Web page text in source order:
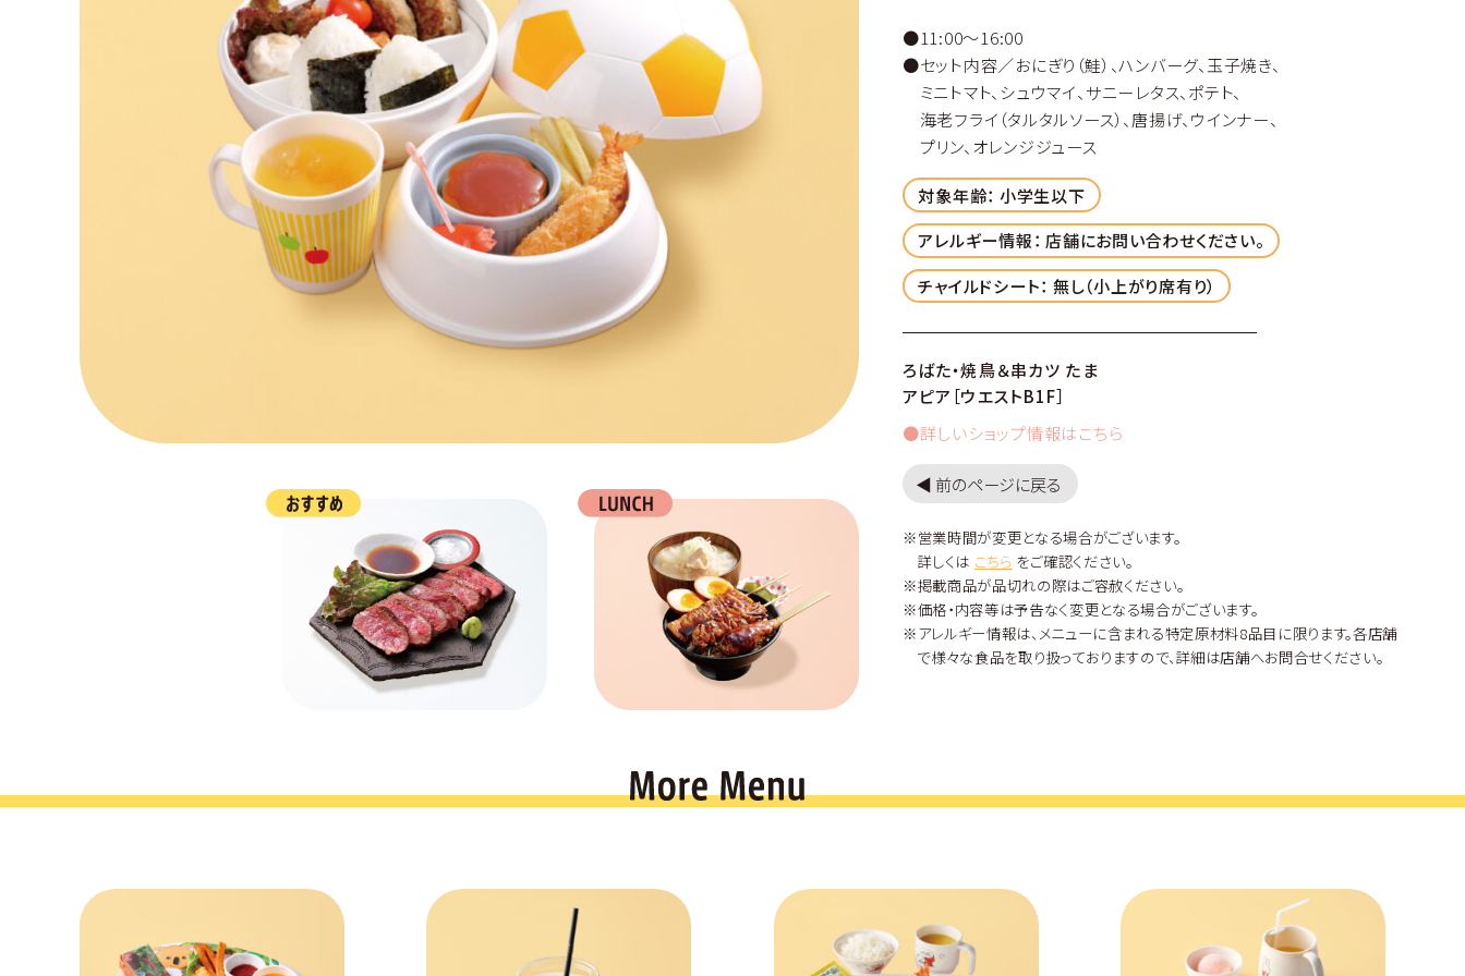
●11:00～16:00
●セット内容／おにぎり（鮭）、ハンバーグ、玉子焼き、
ミニトマト、シュウマイ、サニーレタス、ポテト、
海老フライ（タルタルソース）、唐揚げ、ウインナー、
プリン、オレンジジュース
対象年齢： 小学生以下
アレルギー情報： 店舗にお問い合わせください。
チャイルドシート： 無し（小上がり席有り）
ろばた・焼鳥＆串カツ たま
アピア［ウエストB1F］
●詳しいショップ情報はこちら
◀︎ 前のページに戻る
※営業時間が変更となる場合がございます。
詳しくは こちら をご確認ください。
※掲載商品が品切れの際はご容赦ください。
※価格・内容等は予告なく変更となる場合がございます。
※アレルギー情報は、メニューに含まれる特定原材料8品目に限ります。各店舗
で様々な食品を取り扱っておりますので、詳細は店舗へお問合せください。